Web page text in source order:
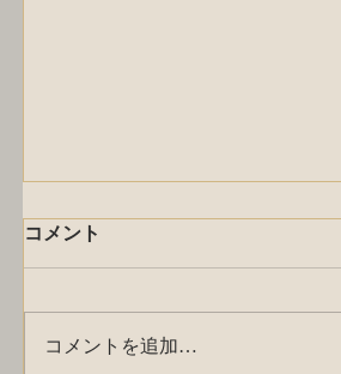
ローフィグケーキ
コメント
コメントを追加…